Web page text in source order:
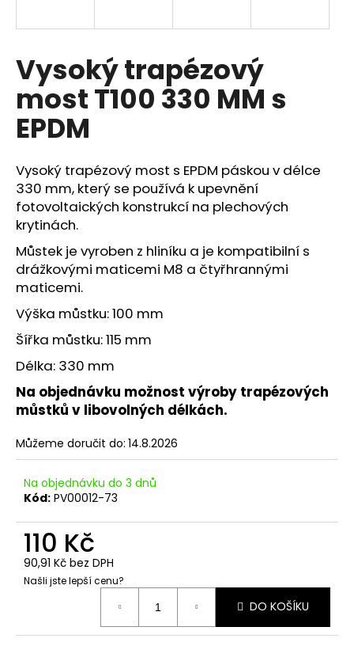
Vysoký trapézový
most T100 330 MM s
EPDM
Vysoký trapézový most s EPDM páskou v délce
330 mm, který se používá k upevnění
fotovoltaických konstrukcí na plechových
krytinách.
Můstek je vyroben z hliníku a je kompatibilní s
drážkovými maticemi M8 a čtyřhrannými
maticemi.
Výška můstku: 100 mm
Šířka můstku: 115 mm
Délka: 330 mm
Na objednávku možnost výroby trapézových
můstků v libovolných délkách.
Můžeme doručit do: 14.8.2026
Na objednávku do 3 dnů
Kód: PV00012-73
110 Kč
90,91 Kč bez DPH
Našli jste lepší cenu?
DO KOŠÍKU
í
t
?
HLEDAT
D
o
p
o
r
u
č
u
j
e
e
STŘEDOVÁ
SVORKA,
ČERNÁ
7,50
Kč